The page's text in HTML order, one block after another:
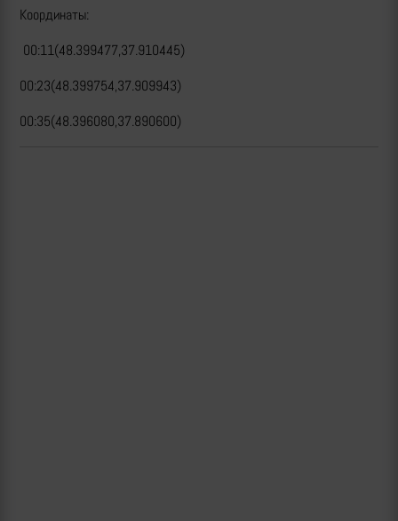
Координаты:
00:11(48.399477,37.910445)
00:23(48.399754,37.909943)
00:35(48.396080,37.890600)